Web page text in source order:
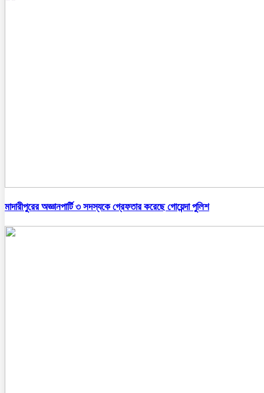
মাদারীপুরের অজ্ঞানপার্টি ৩ সদস্যকে গ্রেফতার করেছে গোয়েন্দা পুলিশ